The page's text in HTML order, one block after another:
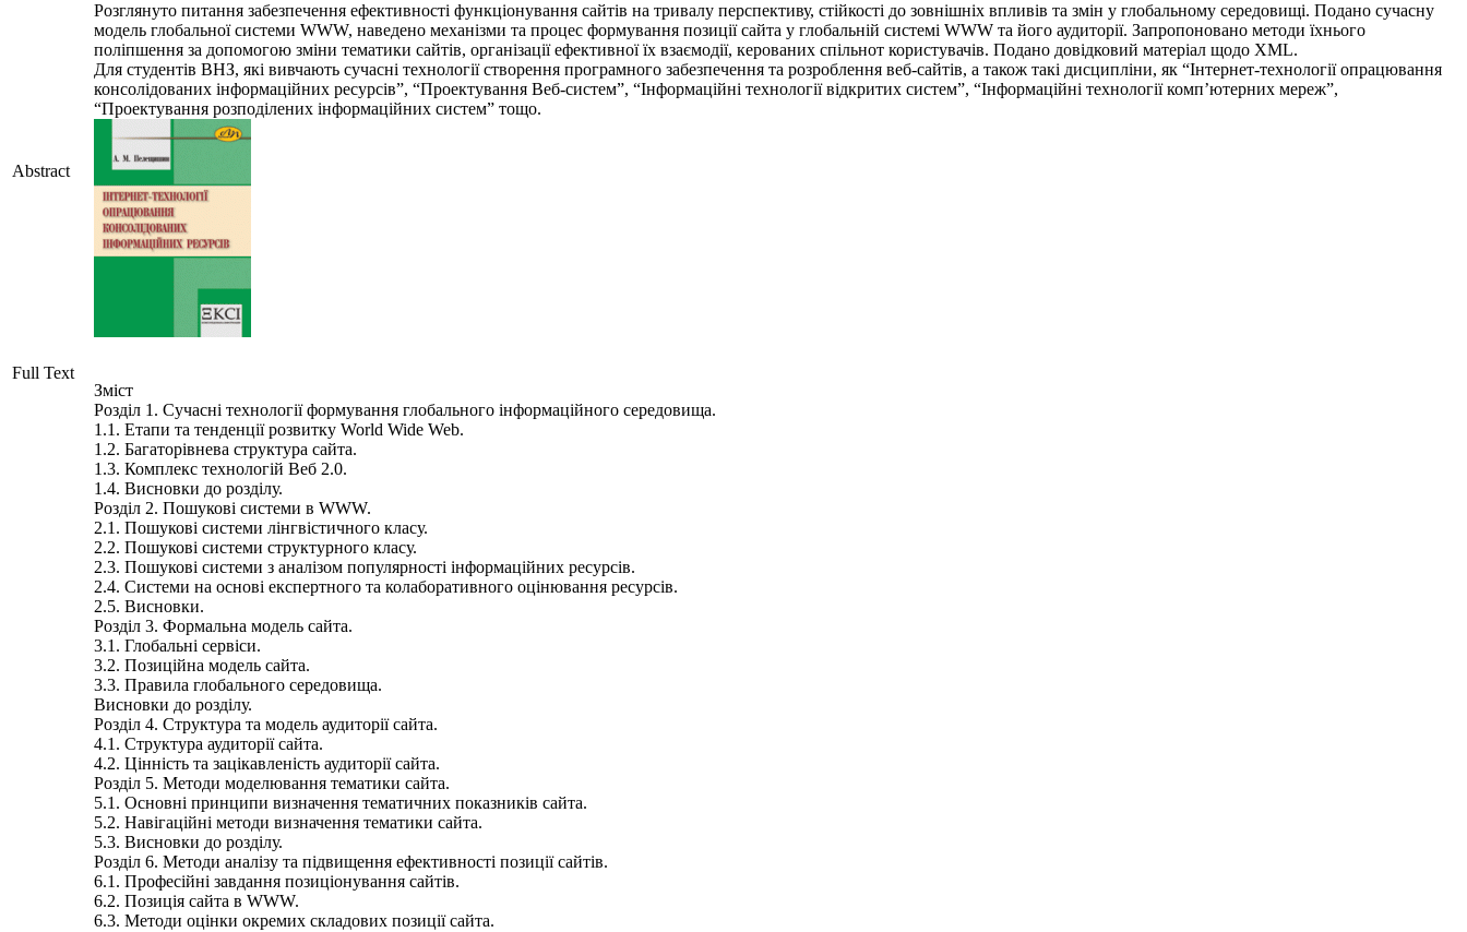
Abstract
Розглянуто питання забезпечення ефективності функціонування сайтів на тривалу перспективу, стійкості до зовнішніх впливів та змін у глобальному середовищі. Подано сучасну
модель глобальної системи WWW, наведено механізми та процес формування позиції сайта у глобальній системі WWW та його аудиторії. Запропоновано методи їхнього
поліпшення за допомогою зміни тематики сайтів, організації ефективної їх взаємодії, керованих спільнот користувачів. Подано довідковий матеріал щодо XML.
Для студентів ВНЗ, які вивчають сучасні технології створення програмного забезпечення та розроблення веб-сайтів, а також такі дисципліни, як “Інтернет-технології опрацювання
консолідованих інформаційних ресурсів”, “Проектування Веб-систем”, “Інформаційні технології відкритих систем”, “Інформаційні технології комп’ютерних мереж”,
“Проектування розподілених інформаційних систем” тощо.
Full Text
Зміст
Розділ 1. Сучасні технології формування глобального інформаційного середовища.
1.1. Етапи та тенденції розвитку World Wide Web.
1.2. Багаторівнева структура сайта.
1.3. Комплекс технологій Веб 2.0.
1.4. Висновки до розділу.
Розділ 2. Пошукові системи в WWW.
2.1. Пошукові системи лінгвістичного класу.
2.2. Пошукові системи структурного класу.
2.3. Пошукові системи з аналізом популярності інформаційних ресурсів.
2.4. Системи на основі експертного та колаборативного оцінювання ресурсів.
2.5. Висновки.
Розділ 3. Формальна модель сайта.
3.1. Глобальні сервіси.
3.2. Позиційна модель сайта.
3.3. Правила глобального середовища.
Висновки до розділу.
Розділ 4. Структура та модель аудиторії сайта.
4.1. Структура аудиторії сайта.
4.2. Цінність та зацікавленість аудиторії сайта.
Розділ 5. Методи моделювання тематики сайта.
5.1. Основні принципи визначення тематичних показників сайта.
5.2. Навігаційні методи визначення тематики сайта.
5.3. Висновки до розділу.
Розділ 6. Методи аналізу та підвищення ефективності позиції сайтів.
6.1. Професійні завдання позиціонування сайтів.
6.2. Позиція сайта в WWW.
6.3. Методи оцінки окремих складових позиції сайта.